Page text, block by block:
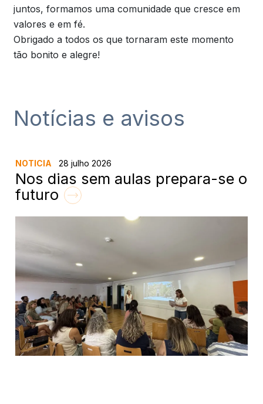
juntos, formamos uma comunidade que cresce em
valores e em fé.
Obrigado a todos os que tornaram este momento
tão bonito e alegre!
Notícias e avisos
NOTICIA 28 julho 2026
Nos dias sem aulas prepara-se o
futuro